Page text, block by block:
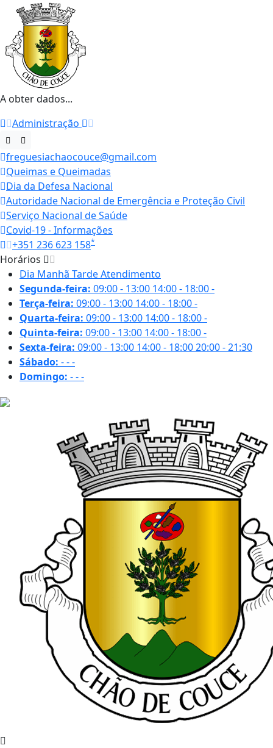
A obter dados...
Administração
freguesiachaocouce@gmail.com
Queimas e Queimadas
Dia da Defesa Nacional
Autoridade Nacional de Emergência e Proteção Civil
Serviço Nacional de Saúde
Covid-19 - Informações
+351 236 623 158*
Horários
Dia Manhã TardeAtendimento
Segunda-feira: 09:00 - 13:00 14:00 - 18:00-
Terça-feira: 09:00 - 13:00 14:00 - 18:00-
Quarta-feira: 09:00 - 13:00 14:00 - 18:00-
Quinta-feira: 09:00 - 13:00 14:00 - 18:00-
Sexta-feira: 09:00 - 13:00 14:00 - 18:0020:00 - 21:30
Sábado: ---
Domingo: ---